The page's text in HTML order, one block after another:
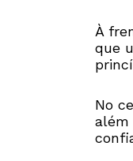
À
que
No
além